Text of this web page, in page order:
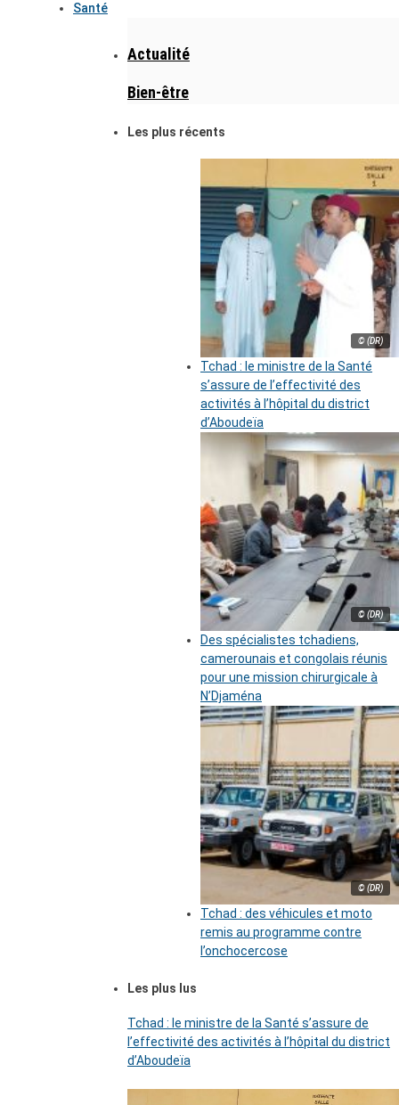
Santé
Actualité
Bien-être
Les plus récents
© (DR)
Tchad : le ministre de la Santé
s’assure de l’effectivité des
activités à l’hôpital du district
d’Aboudeïa
© (DR)
Des spécialistes tchadiens,
camerounais et congolais réunis
pour une mission chirurgicale à
N’Djaména
© (DR)
Tchad : des véhicules et moto
remis au programme contre
l’onchocercose
Les plus lus
Tchad : le ministre de la Santé s’assure de
l’effectivité des activités à l’hôpital du district
d’Aboudeïa